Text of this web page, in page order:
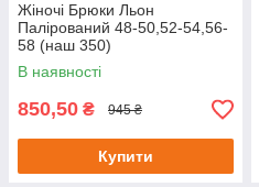
Жіночі Брюки Льон
Палірований 48-50,52-54,56-
58 (наш 350)
В наявності
850,50 ₴ 945 ₴
Купити